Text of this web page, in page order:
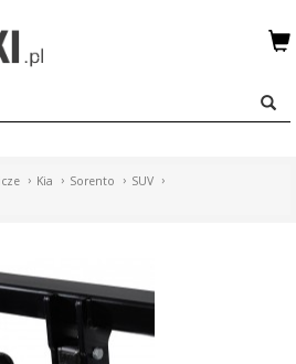
Kia Sorento
SUV